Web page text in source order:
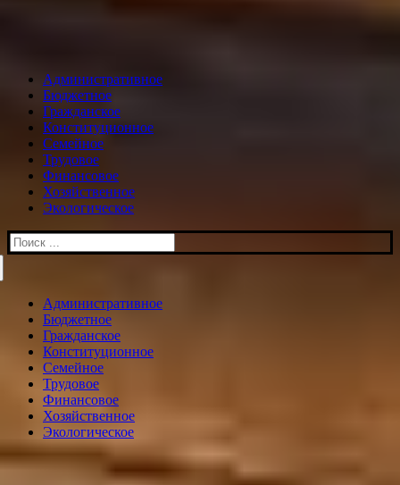
Административное
Бюджетное
Гражданское
Конституционное
Семейное
Трудовое
Финансовое
Хозяйственное
Экологическое
Искать:
Административное
Бюджетное
Гражданское
Конституционное
Семейное
Трудовое
Финансовое
Хозяйственное
Экологическое